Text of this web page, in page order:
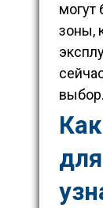
могут
зоны,
выбор.